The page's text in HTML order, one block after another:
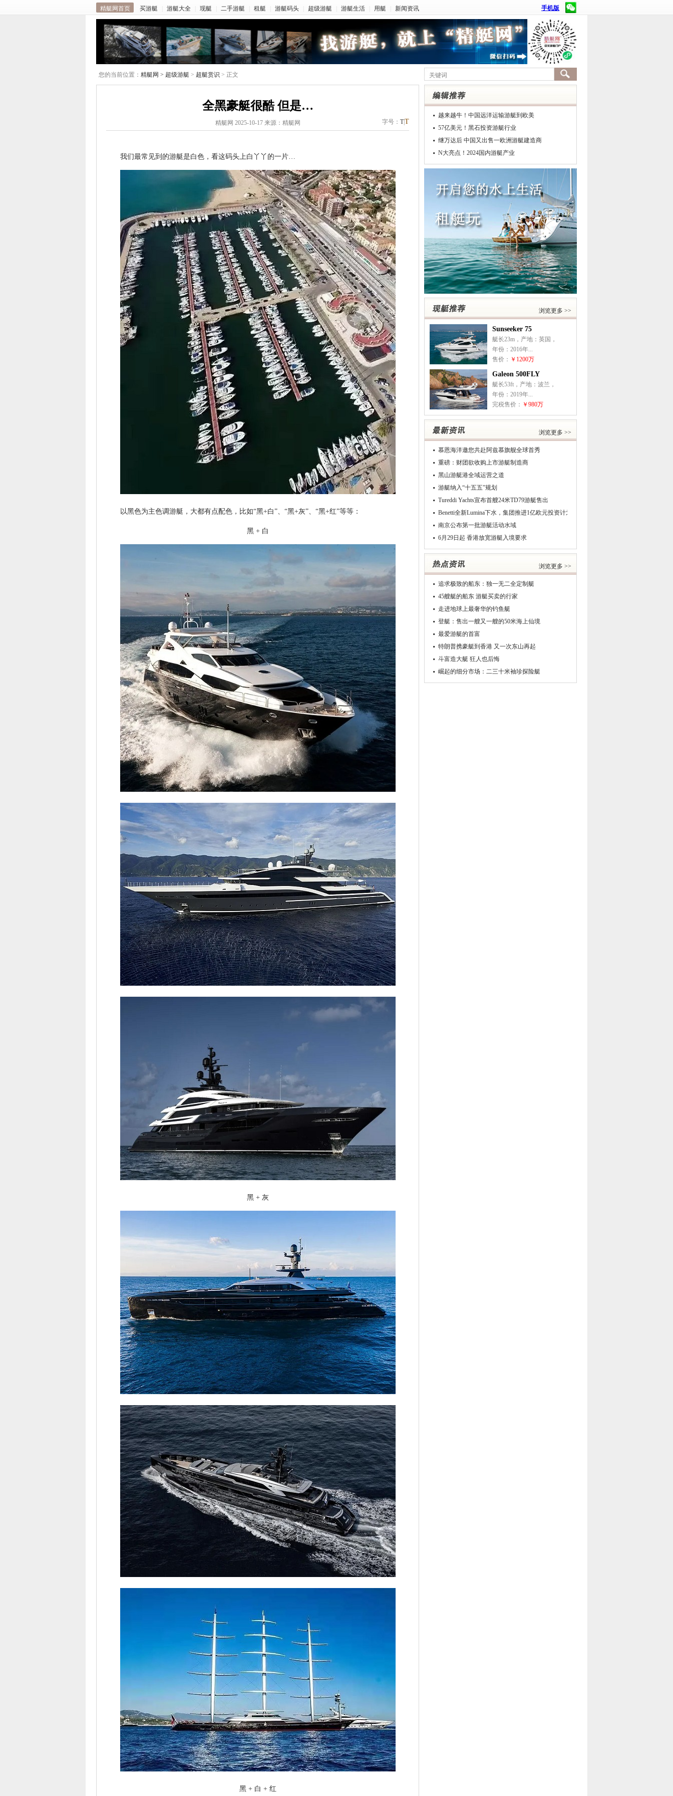
精艇网首页 买游艇 游艇大全 现艇 二手游艇 租艇 游艇码头 超级游艇 游艇生活 用艇 新闻资讯 手机版
您的当前位置： 精艇网 > 超级游艇 > 超艇赏识 > 正文
全黑豪艇很酷 但是…
精艇网 2025-10-17 来源：精艇网 字号： T|T
我们最常见到的游艇是白色，看这码头上白丫丫的一片…
以黑色为主色调游艇，大都有点配色，比如“黑+白”、“黑+灰”、“黑+红”等等：
黑 + 白
黑 + 灰
黑 + 白 + 红
越来越牛！中国远洋运输游艇到欧美
57亿美元！黑石投资游艇行业
继万达后 中国又出售一欧洲游艇建造商
N大亮点！2024国内游艇产业
浏览更多 >>
Sunseeker 75
艇长23m，产地：英国，
年份：2016年...
售价： ￥1200万
Galeon 500FLY
艇长53ft，产地：波兰，
年份：2019年...
完税售价： ￥980万
浏览更多 >>
慕恩海洋邀您共赴阿兹慕旗舰全球首秀
重磅：财团欲收购上市游艇制造商
黑山游艇港全域运营之道
游艇纳入“十五五”规划
Tureddi Yachts宣布首艘24米TD79游艇售出
Benetti全新Lumina下水，集团推进1亿欧元投资计划
南京公布第一批游艇活动水域
6月29日起 香港放宽游艇入境要求
浏览更多 >>
追求极致的船东：独一无二全定制艇
45艘艇的船东 游艇买卖的行家
走进地球上最奢华的钓鱼艇
登艇：售出一艘又一艘的50米海上仙境
最爱游艇的首富
特朗普携豪艇到香港 又一次东山再起
斗富造大艇 狂人也后悔
崛起的细分市场：二三十米袖珍探险艇